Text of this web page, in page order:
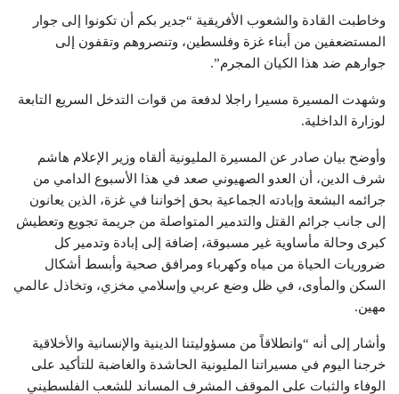
وخاطبت القادة والشعوب الأفريقية “جدير بكم أن تكونوا إلى جوار
المستضعفين من أبناء غزة وفلسطين، وتنصروهم وتقفون إلى
جوارهم ضد هذا الكيان المجرم”.
وشهدت المسيرة مسيرا راجلا لدفعة من قوات التدخل السريع التابعة
لوزارة الداخلية.
وأوضح بيان صادر عن المسيرة المليونية ألقاه وزير الإعلام هاشم
شرف الدين، أن العدو الصهيوني صعد في هذا الأسبوع الدامي من
جرائمه البشعة وإبادته الجماعية بحق إخواننا في غزة، الذين يعانون
إلى جانب جرائم القتل والتدمير المتواصلة من جريمة تجويع وتعطيش
كبرى وحالة مأساوية غير مسبوقة، إضافة إلى إبادة وتدمير كل
ضروريات الحياة من مياه وكهرباء ومرافق صحية وأبسط أشكال
السكن والمأوى، في ظل وضع عربي وإسلامي مخزي، وتخاذل عالمي
مهين.
وأشار إلى أنه “وانطلاقاً من مسؤوليتنا الدينية والإنسانية والأخلاقية
خرجنا اليوم في مسيراتنا المليونية الحاشدة والغاضبة للتأكيد على
الوفاء والثبات على الموقف المشرف المساند للشعب الفلسطيني